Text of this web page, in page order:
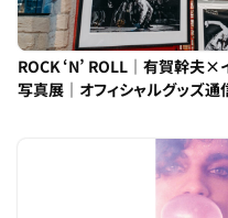
ROCK ‘N’ ROLL｜有賀幹夫×
写真展｜オフィシャルグッズ通